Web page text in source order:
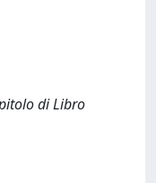
di Libro